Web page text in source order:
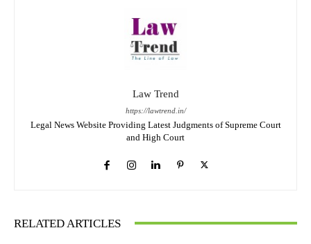
Law Trend
https://lawtrend.in/
Legal News Website Providing Latest Judgments of Supreme Court
and High Court
RELATED ARTICLES